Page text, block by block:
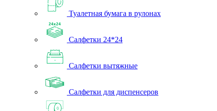
Туалетная бумага в рулонах
Салфетки 24*24
Салфетки вытяжные
Салфетки для диспенсеров